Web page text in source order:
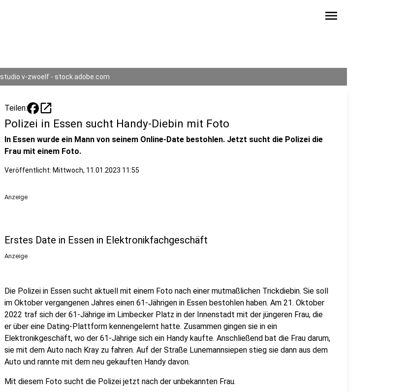
menu
studio v-zwoelf - stock.adobe.com
Teilen: open_in_new
Polizei in Essen sucht Handy-Diebin mit Foto
In Essen wurde ein Mann von seinem Online-Date bestohlen. Jetzt sucht die Polizei die
Frau mit einem Foto.
Veröffentlicht: Mittwoch, 11.01.2023 11:55
Anzeige
Erstes Date in Essen in Elektronikfachgeschäft
Anzeige
Die Polizei in Essen sucht aktuell mit einem Foto nach einer mutmaßlichen Trickdiebin. Sie soll
im Oktober vergangenen Jahres einen 61-Jährigen in Essen bestohlen haben. Am 21. Oktober
2022 traf sich der 61-Jährige im Limbecker Platz in der Innenstadt mit der jüngeren Frau, die
er über eine Dating-Plattform kennengelernt hatte. Zusammen gingen sie in ein
Elektronikgeschäft, wo der 61-Jährige sich ein Handy kaufte. Anschließend bat die Frau darum,
sie mit dem Auto nach Kray zu fahren. Auf der Straße Lunemannsiepen stieg sie dann aus dem
Auto und rannte mit dem neu gekauften Handy davon.
Mit diesem Foto sucht die Polizei jetzt nach der unbekannten Frau.